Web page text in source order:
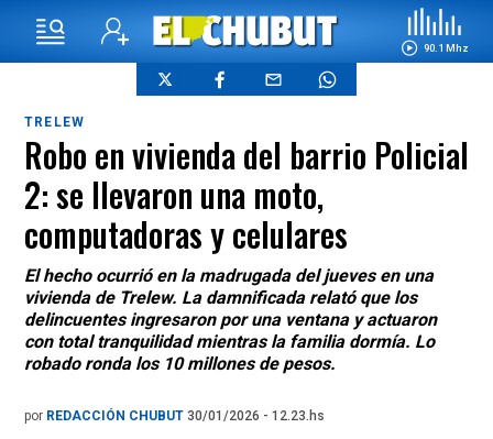
90.1 Mhz
TRELEW
Robo en vivienda del barrio Policial
2: se llevaron una moto,
computadoras y celulares
El hecho ocurrió en la madrugada del jueves en una
vivienda de Trelew. La damnificada relató que los
delincuentes ingresaron por una ventana y actuaron
con total tranquilidad mientras la familia dormía. Lo
robado ronda los 10 millones de pesos.
por REDACCIÓN CHUBUT 30/01/2026 - 12.23.hs